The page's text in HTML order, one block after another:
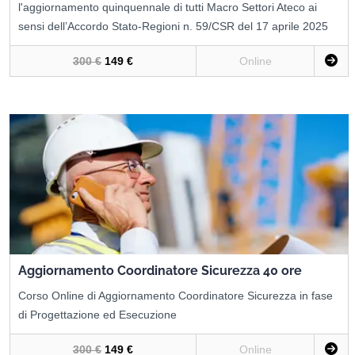
l'aggiornamento quinquennale di tutti Macro Settori Ateco ai
sensi dell’Accordo Stato-Regioni n. 59/CSR del 17 aprile 2025
300 €149 € Online
Aggiornamento Coordinatore Sicurezza 40 ore
Corso Online di Aggiornamento Coordinatore Sicurezza in fase
di Progettazione ed Esecuzione
300 €149 € Online